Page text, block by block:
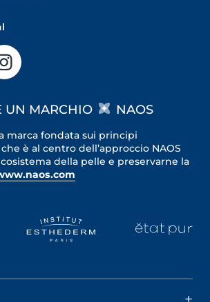
UN MARCHIO NAOS
marca fondata sui principi
è al centro dell’approccio NAOS
della pelle e preservarne la